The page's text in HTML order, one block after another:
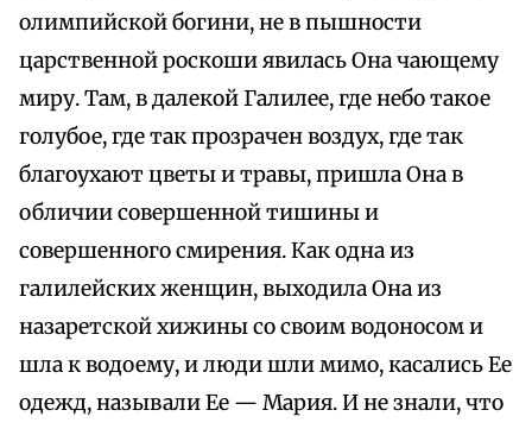
олимпийской богини, не в пышности
царственной роскоши явилась Она чающему
миру. Там, в далекой Галилее, где небо такое
голубое, где так прозрачен воздух, где так
благоухают цветы и травы, пришла Она в
обличии совершенной тишины и
совершенного смирения. Как одна из
галилейских женщин, выходила Она из
назаретской хижины со своим водоносом и
шла к водоему, и люди шли мимо, касались Ее
одежд, называли Ее — Мария. И не знали, что